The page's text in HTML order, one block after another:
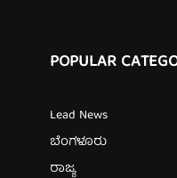
POPULAR
Lead News
ಬೆಂಗಳೂರು
ರಾಜ್ಯ